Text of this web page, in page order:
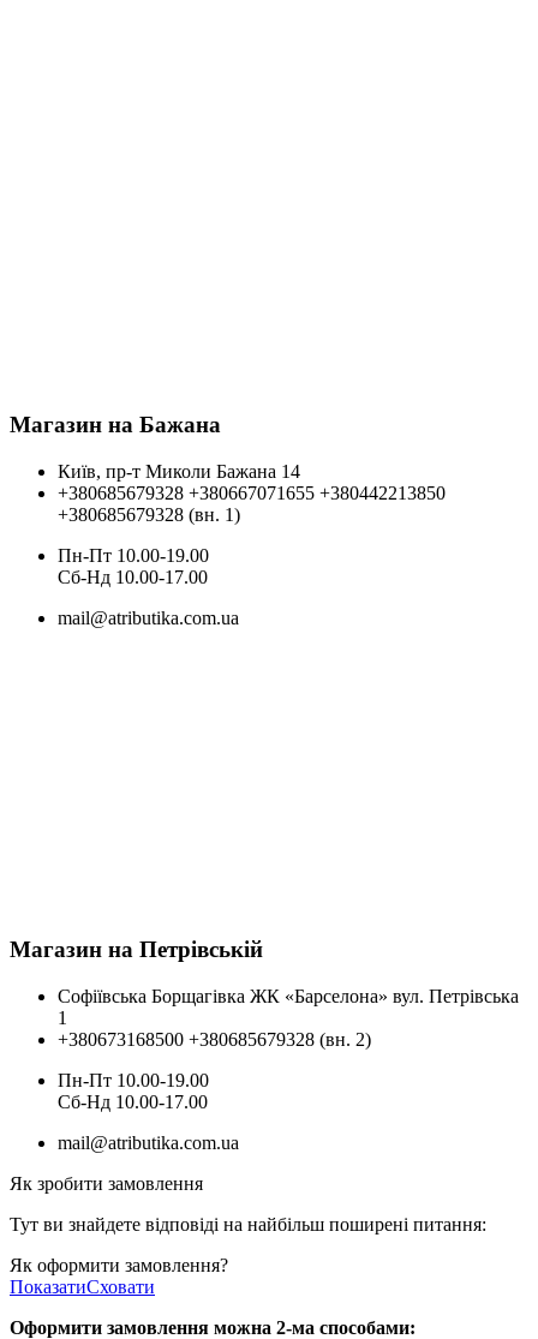
Магазин на Бажана
Київ, пр-т Миколи Бажана 14
+380685679328 +380667071655 +380442213850
+380685679328 (вн. 1)
Пн-Пт 10.00-19.00
Cб-Нд 10.00-17.00
mail@atributika.com.ua
Магазин на Петрівській
Софіївська Борщагівка ЖК «Барселона» вул. Петрівська
1
+380673168500 +380685679328 (вн. 2)
Пн-Пт 10.00-19.00
Cб-Нд 10.00-17.00
mail@atributika.com.ua
Як зробити замовлення
Тут ви знайдете відповіді на найбільш поширені питання:
Як оформити замовлення?
ПоказатиСховати
Оформити замовлення можна 2-ма способами: